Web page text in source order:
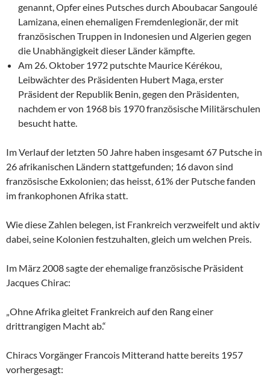
genannt, Opfer eines Putsches durch Aboubacar Sangoulé
Lamizana, einen ehemaligen Fremdenlegionär, der mit
französischen Truppen in Indonesien und Algerien gegen
die Unabhängigkeit dieser Länder kämpfte.
Am 26. Oktober 1972 putschte Maurice Kérékou,
Leibwächter des Präsidenten Hubert Maga, erster
Präsident der Republik Benin, gegen den Präsidenten,
nachdem er von 1968 bis 1970 französische Militärschulen
besucht hatte.
Im Verlauf der letzten 50 Jahre haben insgesamt 67 Putsche in
26 afrikanischen Ländern stattgefunden; 16 davon sind
französische Exkolonien; das heisst, 61% der Putsche fanden
im frankophonen Afrika statt.
Wie diese Zahlen belegen, ist Frankreich verzweifelt und aktiv
dabei, seine Kolonien festzuhalten, gleich um welchen Preis.
Im März 2008 sagte der ehemalige französische Präsident
Jacques Chirac:
„Ohne Afrika gleitet Frankreich auf den Rang einer
drittrangigen Macht ab.“
Chiracs Vorgänger Francois Mitterand hatte bereits 1957
vorhergesagt: